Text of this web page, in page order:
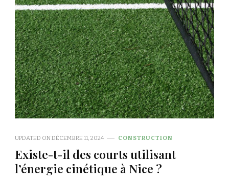
UPDATED ONDÉCEMBRE 11, 2024 CONSTRUCTION
Existe-t-il des courts utilisant
l’énergie cinétique à Nice ?